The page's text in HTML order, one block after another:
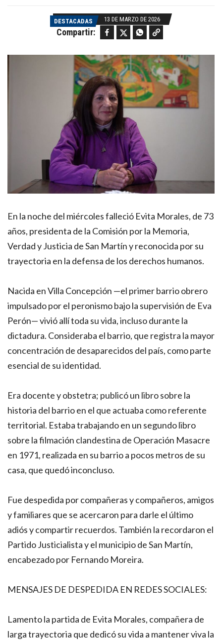
DESTACADAS 13 DE MARZO DE 2026
Compartir: Facebook Twitter WhatsApp Copy link
En la noche del miércoles falleció Evita Morales, de 73
años, presidenta de la Comisión por la Memoria,
Verdad y Justicia de San Martín y reconocida por su
trayectoria en la defensa de los derechos humanos.
Nacida en Villa Concepción —el primer barrio obrero
impulsado por el peronismo bajo la supervisión de Eva
Perón— vivió allí toda su vida, incluso durante la
dictadura. Consideraba el barrio, que registra la mayor
concentración de desaparecidos del país, como parte
esencial de su identidad.
Era docente y obstetra; publicó un libro sobre la
historia del barrio en el que actuaba como referente
territorial. Estaba trabajando en un segundo libro
sobre la filmación clandestina de Operación Masacre
en 1971, realizada en su barrio a pocos metros de su
casa, que quedó inconcluso.
Fue despedida por compañeras y compañeros, amigos
y familiares que se acercaron para darle el último
adiós y compartir recuerdos. También la recordaron el
Partido Justicialista y el municipio de San Martín,
encabezado por Fernando Moreira.
MENSAJES DE DESPEDIDA EN REDES SOCIALES:
Lamento la partida de Evita Morales, compañera de
larga trayectoria que dedicó su vida a mantener viva la